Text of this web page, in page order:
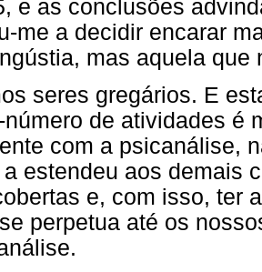
e as conclusões
me a decidir encarar
mas aquela que
seres gregários. E
número de atividades é
com a psicanálise,
a estendeu aos demais
e, com isso, ter
perpetua até os